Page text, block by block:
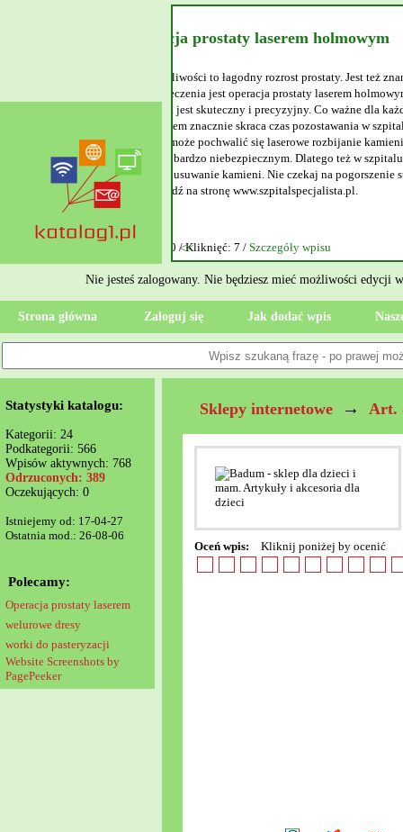
nerkowych. Kamienica
Specjalista realizuje się
stanu zdrowia, od razu
Nie jesteś zalogowany. Nie będziesz mieć możliwości edycji
Strona główna Zaloguj się Jak dodać wpis
Statystyki katalogu:
Kategorii: 24
Podkategorii: 566
Wpisów aktywnych: 768
Odrzuconych: 389
Oczekujących: 0
Istniejemy od: 17-04-27
Ostatnia mod.: 26-08-06
Polecamy:
Operacja prostaty laserem
welurowe dresy
worki do pasteryzacji
Website Screenshots by
PagePeeker
Sklepy internetowe → Art.
Oceń wpis: Kliknij poniżej by ocenić